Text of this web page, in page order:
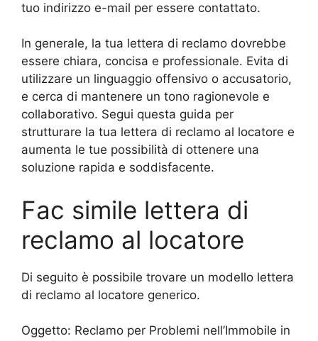
tuo indirizzo e-mail per essere contattato.
In generale, la tua lettera di reclamo dovrebbe
essere chiara, concisa e professionale. Evita di
utilizzare un linguaggio offensivo o accusatorio,
e cerca di mantenere un tono ragionevole e
collaborativo. Segui questa guida per
strutturare la tua lettera di reclamo al locatore e
aumenta le tue possibilità di ottenere una
soluzione rapida e soddisfacente.
Fac simile lettera di
reclamo al locatore
Di seguito è possibile trovare un modello lettera
di reclamo al locatore generico.
Oggetto: Reclamo per Problemi nell’Immobile in